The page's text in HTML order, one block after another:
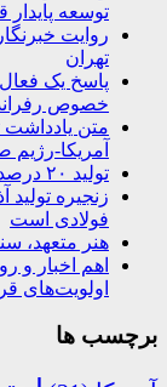
توسعه پایدار
روایت
تهران
پاسخ یک فعال
خصوص
متن یادداشت
آمریکا-رژیم
تولید ۲۰ درصد محصولات فولادی کشور در بناب
زنجیره تولید
فولادی است
هنر متعهد،
اهم اخبار و
اولویت‌های قرآنی
برچسب ها